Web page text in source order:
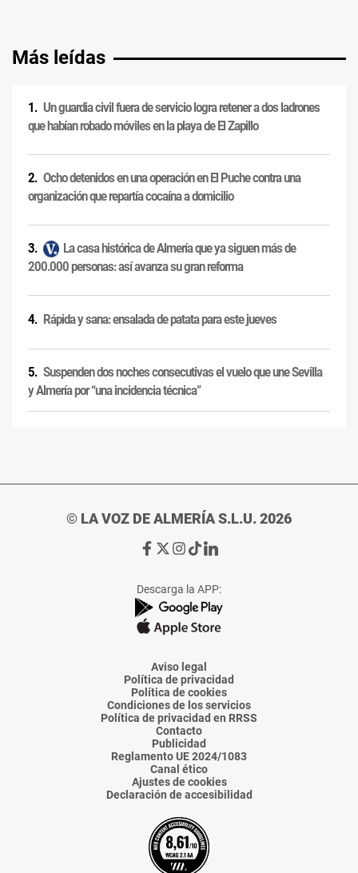
Más leídas
Un guardia civil fuera de servicio logra retener a dos ladrones
que habían robado móviles en la playa de El Zapillo
Ocho detenidos en una operación en El Puche contra una
organización que repartía cocaína a domicilio
La casa histórica de Almería que ya siguen más de
200.000 personas: así avanza su gran reforma
Rápida y sana: ensalada de patata para este jueves
Suspenden dos noches consecutivas el vuelo que une Sevilla
y Almería por “una incidencia técnica”
© LA VOZ DE ALMERÍA S.L.U. 2026
Ir
de
La
Voz
Almería
Ir
de
La
Voz
Almería
Ir
de
La
Voz
Almería
Ir
de
La
Voz
Almería
Ir
de
La
Voz
Descarga la APP:
Aviso legal
Política de privacidad
Política de cookies
Condiciones de los servicios
Política de privacidad en RRSS
Contacto
Publicidad
Reglamento UE 2024/1083
Canal ético
Ajustes de cookies
Declaración de accesibilidad